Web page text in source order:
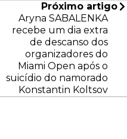
Próximo artigo
Aryna SABALENKA
recebe um dia extra
de descanso dos
organizadores do
Miami Open após o
suicídio do namorado
Konstantin Koltsov